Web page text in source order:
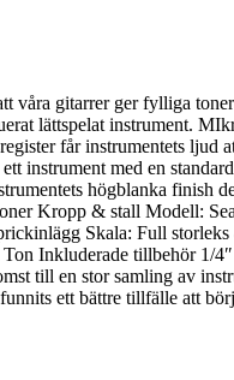
gitarrer ger fylliga
lättspelat instrument.
får instrumentets ljud
instrument med en
högblanka finish
Kropp & stall Modell:
Skala: Full
Inkluderade tillbehör 1/
till en stor samling av
ett bättre tillfälle att